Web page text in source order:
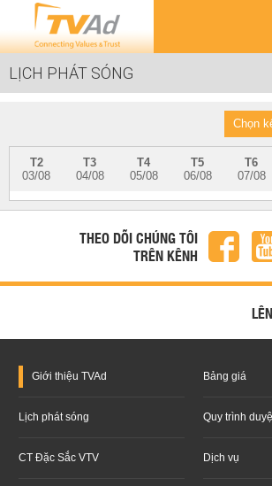
LỊCH PHÁT SÓNG
Chọn
T2
03/08
T3
04/08
T4
05/08
T5
06/08
T6
07/08
THEO DÕI CHÚNG TÔI
TRÊN KÊNH
Giới thiệu TVAd Bảng giá
Lịch phát sóng Quy trình
CT Đặc Sắc VTV Dịch vụ